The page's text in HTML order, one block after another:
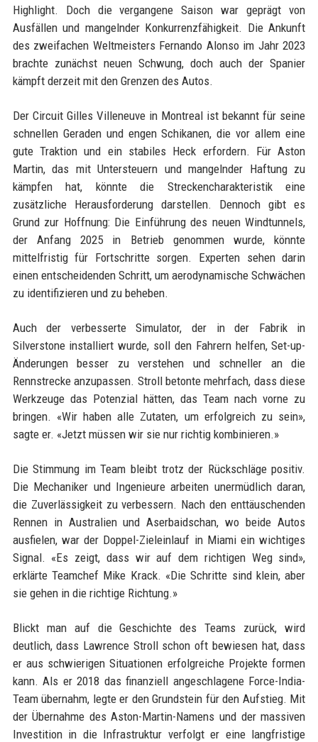
Highlight. Doch die vergangene Saison war geprägt von
Ausfällen und mangelnder Konkurrenzfähigkeit. Die Ankunft
des zweifachen Weltmeisters Fernando Alonso im Jahr 2023
brachte zunächst neuen Schwung, doch auch der Spanier
kämpft derzeit mit den Grenzen des Autos.
Der Circuit Gilles Villeneuve in Montreal ist bekannt für seine
schnellen Geraden und engen Schikanen, die vor allem eine
gute Traktion und ein stabiles Heck erfordern. Für Aston
Martin, das mit Untersteuern und mangelnder Haftung zu
kämpfen hat, könnte die Streckencharakteristik eine
zusätzliche Herausforderung darstellen. Dennoch gibt es
Grund zur Hoffnung: Die Einführung des neuen Windtunnels,
der Anfang 2025 in Betrieb genommen wurde, könnte
mittelfristig für Fortschritte sorgen. Experten sehen darin
einen entscheidenden Schritt, um aerodynamische Schwächen
zu identifizieren und zu beheben.
Auch der verbesserte Simulator, der in der Fabrik in
Silverstone installiert wurde, soll den Fahrern helfen, Set-up-
Änderungen besser zu verstehen und schneller an die
Rennstrecke anzupassen. Stroll betonte mehrfach, dass diese
Werkzeuge das Potenzial hätten, das Team nach vorne zu
bringen. «Wir haben alle Zutaten, um erfolgreich zu sein»,
sagte er. «Jetzt müssen wir sie nur richtig kombinieren.»
Die Stimmung im Team bleibt trotz der Rückschläge positiv.
Die Mechaniker und Ingenieure arbeiten unermüdlich daran,
die Zuverlässigkeit zu verbessern. Nach den enttäuschenden
Rennen in Australien und Aserbaidschan, wo beide Autos
ausfielen, war der Doppel-Zieleinlauf in Miami ein wichtiges
Signal. «Es zeigt, dass wir auf dem richtigen Weg sind»,
erklärte Teamchef Mike Krack. «Die Schritte sind klein, aber
sie gehen in die richtige Richtung.»
Blickt man auf die Geschichte des Teams zurück, wird
deutlich, dass Lawrence Stroll schon oft bewiesen hat, dass
er aus schwierigen Situationen erfolgreiche Projekte formen
kann. Als er 2018 das finanziell angeschlagene Force-India-
Team übernahm, legte er den Grundstein für den Aufstieg. Mit
der Übernahme des Aston-Martin-Namens und der massiven
Investition in die Infrastruktur verfolgt er eine langfristige